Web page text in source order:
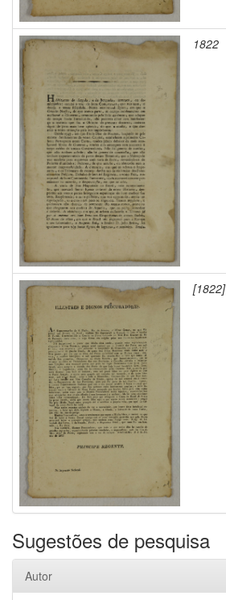
1822
[1822]
Sugestões de pesquisa
Autor